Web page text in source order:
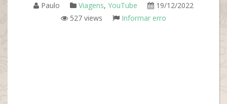
Paulo Viagens, YouTube
19/12/2022
527 views
Informar erro